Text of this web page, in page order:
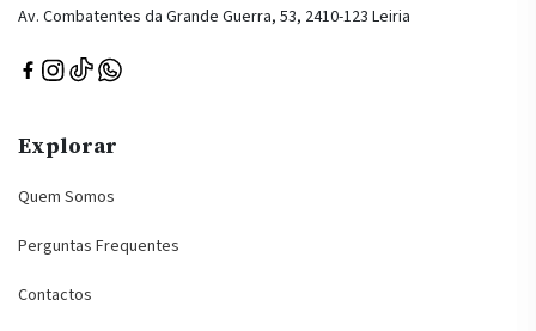
Av. Combatentes da Grande Guerra, 53, 2410-123 Leiria
Explorar
Quem Somos
Perguntas Frequentes
Contactos